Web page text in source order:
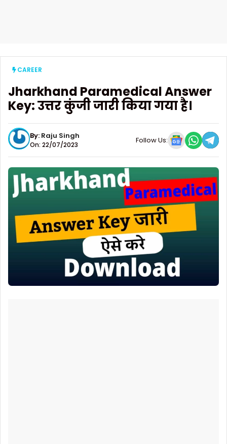
CAREER
Jharkhand Paramedical Answer
Key: उत्तर कुंजी जारी किया गया है।
By: Raju Singh
On: 22/07/2023 Follow Us: